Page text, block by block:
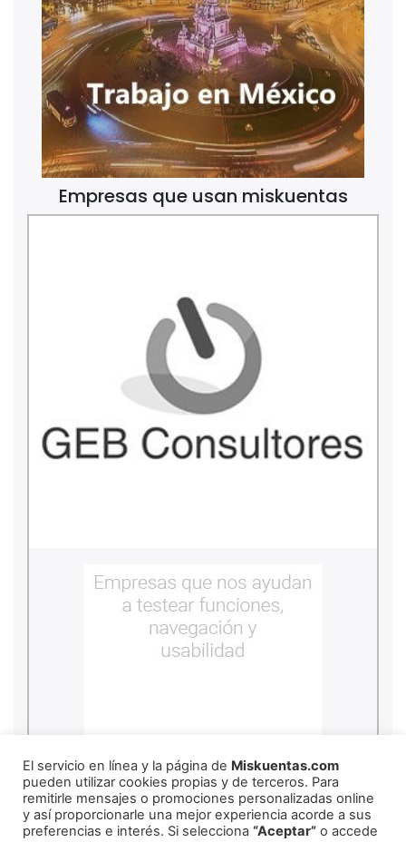
Empresas que usan miskuentas
REDES SOCIALES
El servicio en línea y la página de Miskuentas.com
pueden utilizar cookies propias y de terceros. Para
remitirle mensajes o promociones personalizadas online
y así proporcionarle una mejor experiencia acorde a sus
preferencias e interés. Si selecciona “Aceptar” o accede